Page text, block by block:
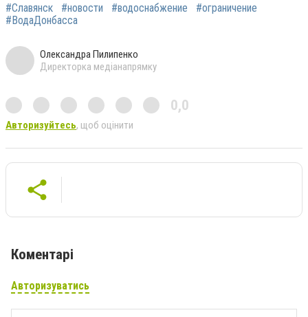
#Славянск #новости #водоснабжение
#ограничение
#ВодаДонбасса
Олександра Пилипенко
Директорка медіанапрямку
0,0
Авторизуйтесь, щоб оцінити
Коментарі
Авторизуватись